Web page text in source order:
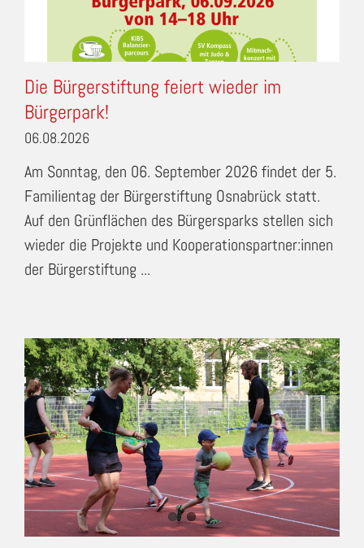
Die Bürgerstiftung feiert wieder im
Bürgerpark!
06.08.2026
Am Sonntag, den 06. September 2026 findet der 5.
Familientag der Bürgerstiftung Osnabrück statt.
Auf den Grünflächen des Bürgersparks stellen sich
wieder die Projekte und Kooperationspartner:innen
der Bürgerstiftung ...